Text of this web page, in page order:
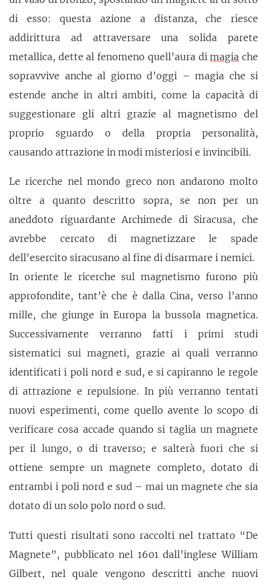
di esso: questa azione a distanza, che riesce
addirittura ad attraversare una solida parete
metallica, dette al fenomeno quell’aura dimagia che
sopravvive anche al giorno d’oggi – magia che si
estende anche in altri ambiti, come la capacità di
suggestionare gli altri grazie al magnetismo del
proprio sguardo o della propria personalità,
causando attrazione in modi misteriosi e invincibili.
Le ricerche nel mondo greco non andarono molto
oltre a quanto descritto sopra, se non per un
aneddoto riguardante Archimede di Siracusa, che
avrebbe cercato di magnetizzare le spade
dell'esercito siracusano al fine di disarmare i nemici.
In oriente le ricerche sul magnetismo furono più
approfondite, tant’è che è dalla Cina, verso l’anno
mille, che giunge in Europa la bussola magnetica.
Successivamente verranno fatti i primi studi
sistematici sui magneti, grazie ai quali verranno
identificati i poli nord e sud, e si capiranno le regole
di attrazione e repulsione. In più verranno tentati
nuovi esperimenti, come quello avente lo scopo di
verificare cosa accade quando si taglia un magnete
per il lungo, o di traverso; e salterà fuori che si
ottiene sempre un magnete completo, dotato di
entrambi i poli nord e sud – mai un magnete che sia
dotato di un solo polo nord o sud.
Tutti questi risultati sono raccolti nel trattato “De
Magnete”, pubblicato nel 1601 dall’inglese William
Gilbert, nel quale vengono descritti anche nuovi